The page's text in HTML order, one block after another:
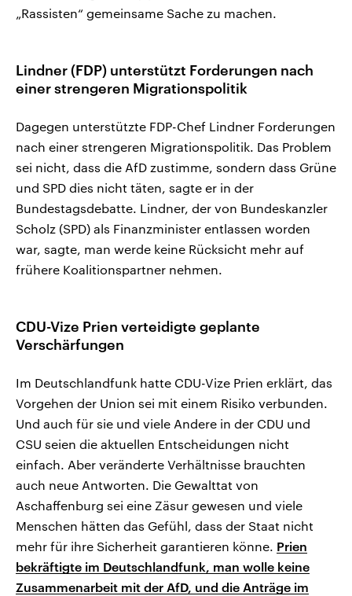
„Rassisten“ gemeinsame Sache zu machen.
Lindner (FDP) unterstützt Forderungen nach
einer strengeren Migrationspolitik
Dagegen unterstützte FDP-Chef Lindner Forderungen
nach einer strengeren Migrationspolitik. Das Problem
sei nicht, dass die AfD zustimme, sondern dass Grüne
und SPD dies nicht täten, sagte er in der
Bundestagsdebatte. Lindner, der von Bundeskanzler
Scholz (SPD) als Finanzminister entlassen worden
war, sagte, man werde keine Rücksicht mehr auf
frühere Koalitionspartner nehmen.
CDU-Vize Prien verteidigte geplante
Verschärfungen
Im Deutschlandfunk hatte CDU-Vize Prien erklärt, das
Vorgehen der Union sei mit einem Risiko verbunden.
Und auch für sie und viele Andere in der CDU und
CSU seien die aktuellen Entscheidungen nicht
einfach. Aber veränderte Verhältnisse brauchten
auch neue Antworten. Die Gewalttat von
Aschaffenburg sei eine Zäsur gewesen und viele
Menschen hätten das Gefühl, dass der Staat nicht
mehr für ihre Sicherheit garantieren könne. Prien
bekräftigte im Deutschlandfunk, man wolle keine
Zusammenarbeit mit der AfD, und die Anträge im